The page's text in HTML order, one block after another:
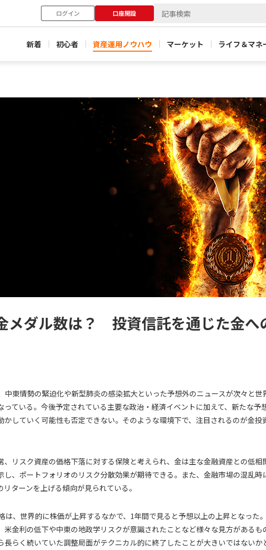
ログイン 口座開設
新着 初心者 資産運用ノウハウ マーケット ライフ＆マネ
メダル数は？ 投資信託を通じた金へ
中東情勢の緊迫化や新型肺炎の感染拡大といった予想外のニュースが次々と世
っている。今後予定されている主要な政治・経済イベントに加えて、新たな予
かしていく可能性も否定できない。そのような環境下で、注目されるのが金投
、リスク資産の価格下落に対する保険と考えられ、金は主な金融資産との低相
し、ポートフォリオのリスク分散効果が期待できる。また、金融市場の混乱時
リターンを上げる傾向が見られている。
は、世界的に株価が上昇するなかで、1年間で見ると予想以上の上昇となった
米金利の低下や中東の地政学リスクが意識されたことなど様々な見方があるも
長らく続いていた調整局面がテクニカル的に終了したことが大きいではないか